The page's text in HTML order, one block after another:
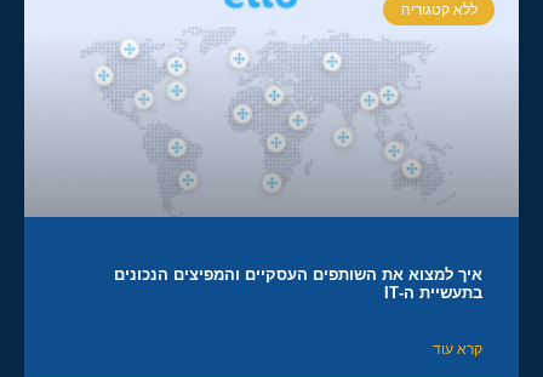
ללא קטגוריה
איך למצוא את השותפים העסקיים והמפיצים הנכונים
בתעשיית ה-IT
קרא עוד